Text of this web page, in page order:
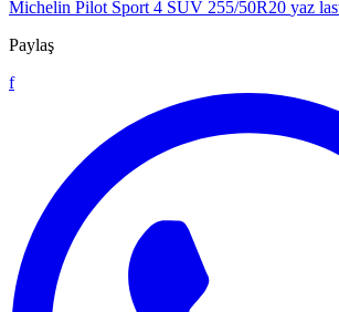
Michelin Pilot Sport 4 SUV 255/50R20 yaz
Paylaş
f